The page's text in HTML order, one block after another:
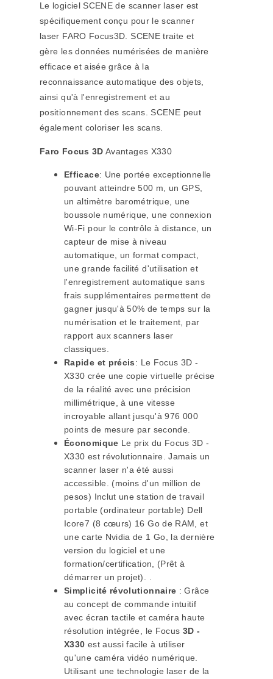
Le logiciel SCENE de scanner laser est
spécifiquement conçu pour le scanner
laser FARO Focus3D. SCENE traite et
gère les données numérisées de manière
efficace et aisée grâce à la
reconnaissance automatique des objets,
ainsi qu'à l'enregistrement et au
positionnement des scans. SCENE peut
également coloriser les scans.
Faro Focus 3D Avantages X330
Efficace: Une portée exceptionnelle
pouvant atteindre 500 m, un GPS,
un altimètre barométrique, une
boussole numérique, une connexion
Wi-Fi pour le contrôle à distance, un
capteur de mise à niveau
automatique, un format compact,
une grande facilité d'utilisation et
l'enregistrement automatique sans
frais supplémentaires permettent de
gagner jusqu'à 50% de temps sur la
numérisation et le traitement, par
rapport aux scanners laser
classiques.
Rapide et précis: Le Focus 3D -
X330 crée une copie virtuelle précise
de la réalité avec une précision
millimétrique, à une vitesse
incroyable allant jusqu'à 976 000
points de mesure par seconde.
Économique Le prix du Focus 3D -
X330 est révolutionnaire. Jamais un
scanner laser n'a été aussi
accessible. (moins d'un million de
pesos) Inclut une station de travail
portable (ordinateur portable) Dell
Icore7 (8 cœurs) 16 Go de RAM, et
une carte Nvidia de 1 Go, la dernière
version du logiciel et une
formation/certification, (Prêt à
démarrer un projet). .
Simplicité révolutionnaire : Grâce
au concept de commande intuitif
avec écran tactile et caméra haute
résolution intégrée, le Focus 3D -
X330 est aussi facile à utiliser
qu'une caméra vidéo numérique.
Utilisant une technologie laser de la